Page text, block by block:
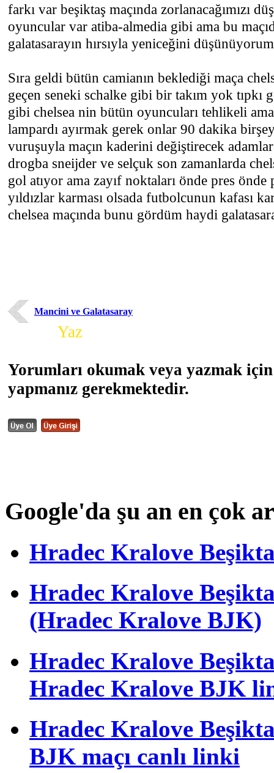
farkı var beşiktaş maçında zorlanacağımızı
oyuncular var atiba-almedia gibi ama bu
galatasarayın hırsıyla yeniceğini
Sıra geldi bütün camianın beklediği maça
geçen seneki schalke gibi bir takım yok tıpkı
gibi chelsea nin bütün oyuncuları tehlikeli
lampardı ayırmak gerek onlar 90 dakika
vuruşuyla maçın kaderini değiştirecek
drogba sneijder ve selçuk son zamanlarda
gol atıyor ama zayıf noktaları önde pres önde
yıldızlar karması olsada futbolcunun kafası
chelsea maçında bunu gördüm haydi
Mancini ve Galatasaray
Yaz
Yorumları okumak veya yazmak
yapmanız gerekmektedir.
Google'da şu an en çok
Hradec Kralove
Hradec Kralove
(Hradec Kralove BJK)
Hradec Kralove
Hradec Kralove BJK
Hradec Kralove
BJK maçı canlı linki